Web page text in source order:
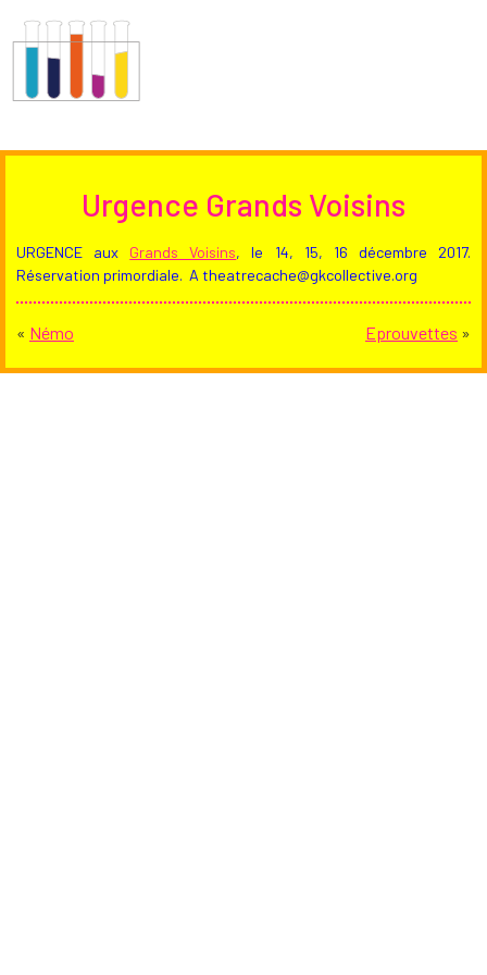
Urgence Grands Voisins
URGENCE aux Grands Voisins, le 14, 15, 16 décembre 2017.
Réservation primordiale. A theatrecache@gkcollective.org
« Némo Eprouvettes »